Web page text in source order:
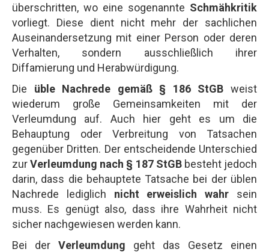
überschritten, wo eine sogenannte Schmähkritik
vorliegt. Diese dient nicht mehr der sachlichen
Auseinandersetzung mit einer Person oder deren
Verhalten, sondern ausschließlich ihrer
Diffamierung und Herabwürdigung.
Die üble Nachrede gemäß § 186 StGB weist
wiederum große Gemeinsamkeiten mit der
Verleumdung auf. Auch hier geht es um die
Behauptung oder Verbreitung von Tatsachen
gegenüber Dritten. Der entscheidende Unterschied
zurVerleumdung nach § 187 StGBbesteht jedoch
darin, dass die behauptete Tatsache bei der üblen
Nachrede lediglich nicht erweislich wahr sein
muss. Es genügt also, dass ihre Wahrheit nicht
sicher nachgewiesen werden kann.
Bei der Verleumdung geht das Gesetz einen